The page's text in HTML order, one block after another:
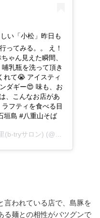
い「小松」昨日も
ってみる。。 え！
ゃん見えた瞬間、
乳瓶を洗って頂き
れて😭 アイスティ
ダギー😍 味も、お
は、こんなお店があ
ラフティを食べる目
垣島 #八重山そば
(b-tryサロン) (@misatotauchi) on
言われている店で、島豚を
る麺との相性がバツグンで